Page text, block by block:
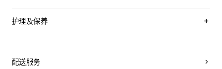
护理及保养
建议您：
配送服务